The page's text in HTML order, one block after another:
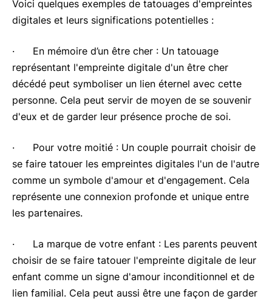
Voici quelques exemples de tatouages d'empreintes
digitales et leurs significations potentielles :
· En mémoire d’un être cher : Un tatouage
représentant l'empreinte digitale d'un être cher
décédé peut symboliser un lien éternel avec cette
personne. Cela peut servir de moyen de se souvenir
d'eux et de garder leur présence proche de soi.
· Pour votre moitié : Un couple pourrait choisir de
se faire tatouer les empreintes digitales l'un de l'autre
comme un symbole d'amour et d'engagement. Cela
représente une connexion profonde et unique entre
les partenaires.
· La marque de votre enfant : Les parents peuvent
choisir de se faire tatouer l'empreinte digitale de leur
enfant comme un signe d'amour inconditionnel et de
lien familial. Cela peut aussi être une façon de garder